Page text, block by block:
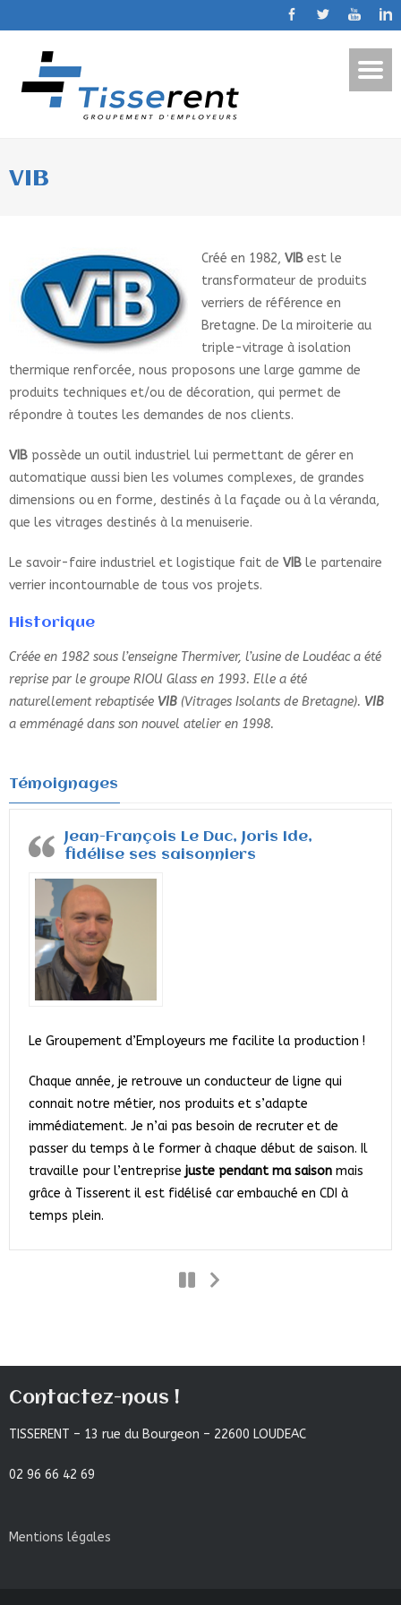
VIB
Créé en 1982, VIB est le
transformateur de produits
verriers de référence en
Bretagne. De la miroiterie au
triple-vitrage à isolation
thermique renforcée, nous proposons une large gamme de
produits techniques et/ou de décoration, qui permet de
répondre à toutes les demandes de nos clients.
VIB possède un outil industriel lui permettant de gérer en
automatique aussi bien les volumes complexes, de grandes
dimensions ou en forme, destinés à la façade ou à la véranda,
que les vitrages destinés à la menuiserie.
Le savoir-faire industriel et logistique fait de VIB le partenaire
verrier incontournable de tous vos projets.
Historique
Créée en 1982 sous l’enseigne Thermiver, l’usine de Loudéac a été
reprise par le groupe RIOU Glass en 1993. Elle a été
naturellement rebaptisée VIB (Vitrages Isolants de Bretagne). VIB
a emménagé dans son nouvel atelier en 1998.
Témoignages
Jean-François Le Duc, Joris Ide,
fidélise ses saisonniers
Le Groupement d’Employeurs me facilite la production !
Chaque année, je retrouve un conducteur de ligne qui
connait notre métier, nos produits et s’adapte
immédiatement. Je n’ai pas besoin de recruter et de
passer du temps à le former à chaque début de saison. Il
travaille pour l’entreprise juste pendant ma saison mais
grâce à Tisserent il est fidélisé car embauché en CDI à
temps plein.
Contactez-nous !
TISSERENT – 13 rue du Bourgeon – 22600 LOUDEAC
02 96 66 42 69
Mentions légales